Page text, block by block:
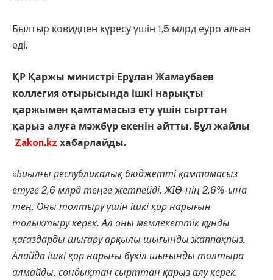
Былтыр ковидпен күресу үшін 1,5 млрд еуро алған
еді.
ҚР Қаржы министрі Ерұлан Жамаубаев
коллегия отырысында ішкі нарықты
қаржымен қамтамасыз ету үшін сырттан
қарыз алуға мәжбүр екенін айтты. Бұл жайлы
Zakon.kz хабарлайды.
«Биылғы республикалық бюджетті қамтамасыз
етуге 2,6 млрд теңге жетпейді. ЖІӨ-нің 2,6%-ына
тең. Оны толтыру үшін ішкі қор нарығын
толықтыру керек. Ал оны мемлекеттік құнды
қағаздарды шығару арқылы шығынды жаппақпыз.
Алайда ішкі қор нарығы бүкіл шығынды толтыра
алмайды, сондықтан сырттан қарыз алу керек.